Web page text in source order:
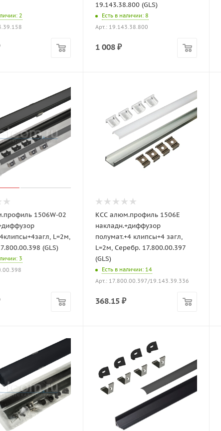
: 2
19.143.38.800 (GLS)
Есть в наличии: 8
Арт.: 19.143.38.800
1 008 ₽
1506W-02
L=2м,
(GLS)
: 3
КСС алюм.профиль 1506Е
накладн.+диффузор
полумат.+4 клипсы+4 загл,
L=2м, Серебр. 17.800.00.397
(GLS)
Есть в наличии: 14
Арт.: 17.800.00.397/19.143.39.336
368.15 ₽